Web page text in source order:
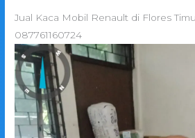
Jual Kaca Mobil Renault di Flores
087761160724